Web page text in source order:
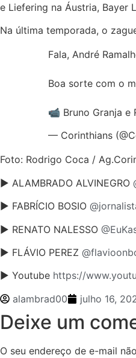
e Liefering na Áustria, Bayer
Na última temporada, o
Fala, André
Boa sorte com o
📹 Bruno Granja e
— Corinthians
Foto: Rodrigo Coca /
► ALAMBRADO ALVINEGRO
► FABRÍCIO BOSIO
► RENATO NALESSO
► FLÁVIO PEREZ
► Youtube https://
alambrad00
julho 16,
Deixe um
O seu endereço de e-mail